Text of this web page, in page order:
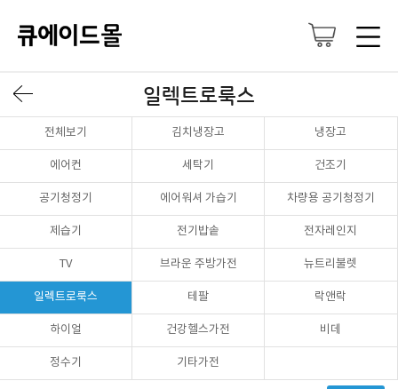
일렉트로룩스
전체보기 김치냉장고 냉장고
에어컨 세탁기 건조기
공기청정기 에어워셔 가습기 차량용 공기청정기
제습기 전기밥솥 전자레인지
TV 브라운 주방가전 뉴트리불렛
일렉트로룩스 테팔 락앤락
하이얼 건강헬스가전 비데
정수기 기타가전